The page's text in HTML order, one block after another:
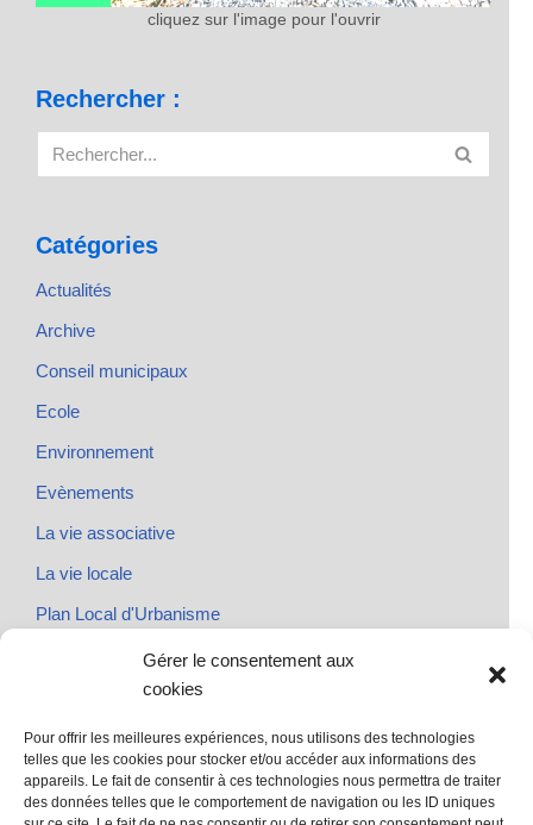
Gérer le consentement aux
cookies
Pour offrir les meilleures expériences, nous utilisons des technologies
telles que les cookies pour stocker et/ou accéder aux informations des
appareils. Le fait de consentir à ces technologies nous permettra de traiter
des données telles que le comportement de navigation ou les ID uniques
cliquez sur l'image pour l'ouvrir
Rechercher :
Catégories
Actualités
Archive
Conseil municipaux
Ecole
Environnement
Evènements
La vie associative
La vie locale
Plan Local d'Urbanisme
@ Sainte Marie des Champs